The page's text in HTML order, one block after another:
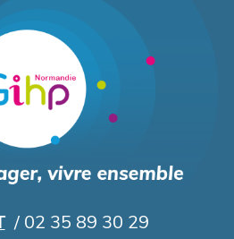
au
contenu
principal
/ 02 35 89 30 29